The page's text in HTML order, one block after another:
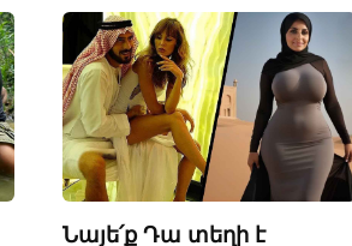
Նայե՛ք Դա տեղի է